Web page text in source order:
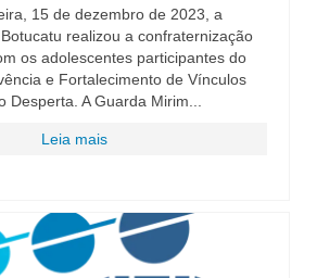
15 de dezembro de 2023, a
realizou a confraternização
os adolescentes participantes do
e Fortalecimento de Vínculos
Desperta. A Guarda Mirim...
Leia mais